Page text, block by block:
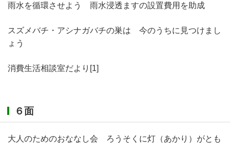
雨水を循環させよう 雨水浸透ますの設置費用を助成
スズメバチ・アシナガバチの巣は 今のうちに見つけまし
ょう
消費生活相談室だより[1]
６面
大人のためのおななし会 ろうそくに灯（あかり）がとも